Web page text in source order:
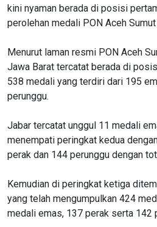
kini nyaman berada di posisi
perolehan medali PON Aceh
Menurut laman resmi PON Aceh
Jawa Barat tercatat berada di
538 medali yang terdiri dari 195
perunggu.
Jabar tercatat unggul 11 medali
menempati peringkat kedua
perak dan 144 perunggu dengan
Kemudian di peringkat ketiga
yang telah mengumpulkan 424
medali emas, 137 perak serta 142